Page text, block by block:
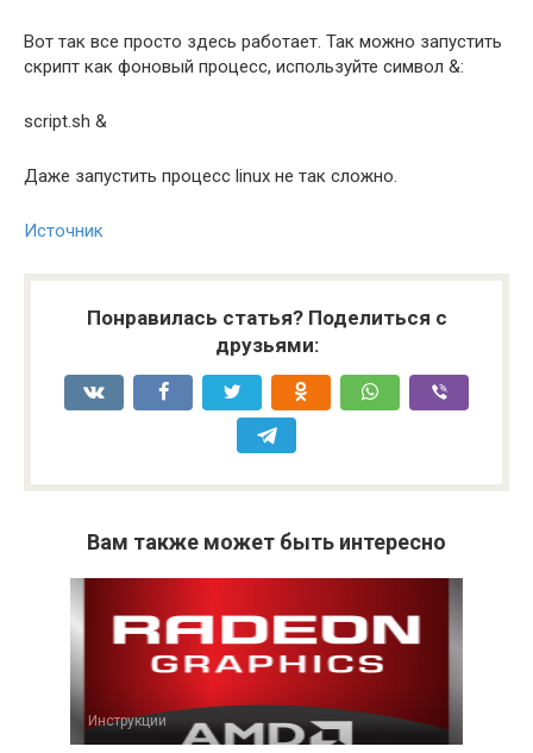
Вот так все просто здесь работает. Так можно запустить
скрипт как фоновый процесс, используйте символ &:
script.sh &
Даже запустить процесс linux не так сложно.
Источник
Понравилась статья? Поделиться с
друзьями:
Вам также может быть интересно
Инструкции